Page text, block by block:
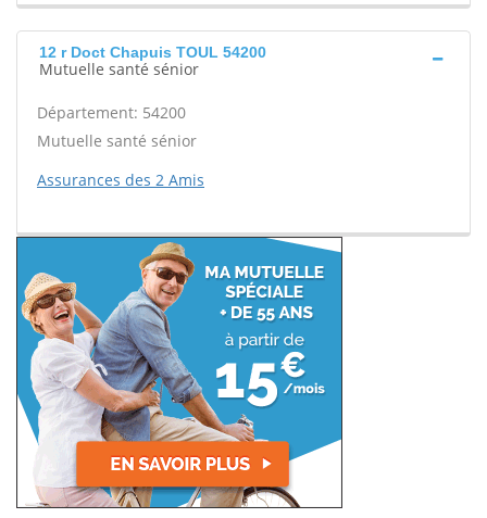
12 r Doct Chapuis TOUL 54200
Mutuelle santé sénior
Département: 54200
Mutuelle santé sénior
Assurances des 2 Amis